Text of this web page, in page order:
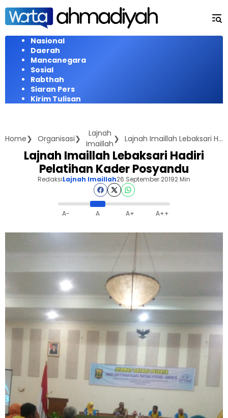
Langsung
konten
Nasional
Daerah
Mancanegara
Sosial
Rabthah
Siaran Pers
Kirim Tulisan
Home Organisasi
Lajnah
Imaillah
Lajnah Imaillah Lebaksari Hadiri Pelatihan Kader Posyandu
Lajnah Imaillah Lebaksari Hadiri
Pelatihan Kader Posyandu
RedaksiLajnah Imaillah26 September 20192 Min
A- A A+ A++